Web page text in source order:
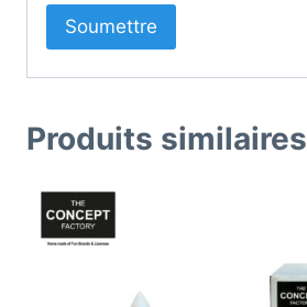
Produits similaires